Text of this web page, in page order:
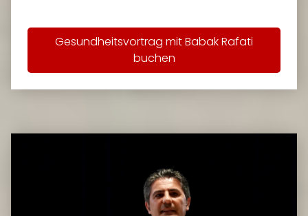
Gesundheitsvortrag mit Babak Rafati
buchen